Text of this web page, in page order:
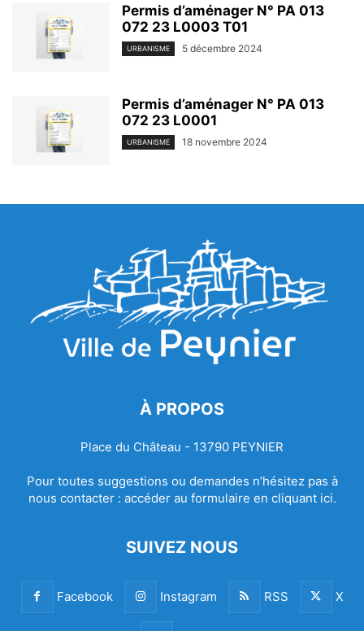
Permis d’aménager N° PA 013
072 23 L0003 T01
URBANISME 5 décembre 2024
Permis d’aménager N° PA 013
072 23 L0001
URBANISME 18 novembre 2024
À PROPOS
Place du Château - 13790 PEYNIER
Pour toutes suggestions ou demandes n’hésitez pas à
nous contacter : accéder au formulaire en cliquant ici.
SUIVEZ NOUS
Facebook Instagram RSS X